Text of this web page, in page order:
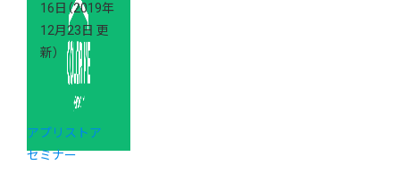
16日 （2019年
12月23日 更
新）
アプリストア
セミナー